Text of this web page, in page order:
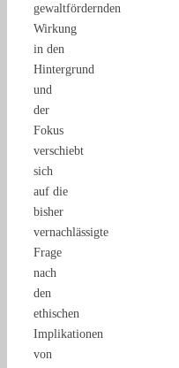
gewaltfördernden
Wirkung
in den
Hintergrund
und
der
Fokus
verschiebt
sich
auf die
bisher
vernachlässigte
Frage
nach
den
ethischen
Implikationen
von